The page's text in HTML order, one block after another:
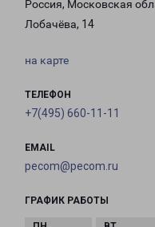
Россия, Московская
Лобачёва, 14
на карте
ТЕЛЕФОН
+7(495) 660-11-11
EMAIL
pecom@pecom.ru
ГРАФИК РАБОТЫ